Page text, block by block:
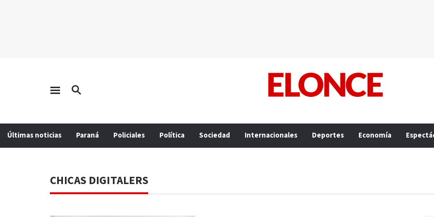
Últimas noticias Paraná Policiales Política Sociedad Internacionales Deportes Economía
CHICAS DIGITALERS